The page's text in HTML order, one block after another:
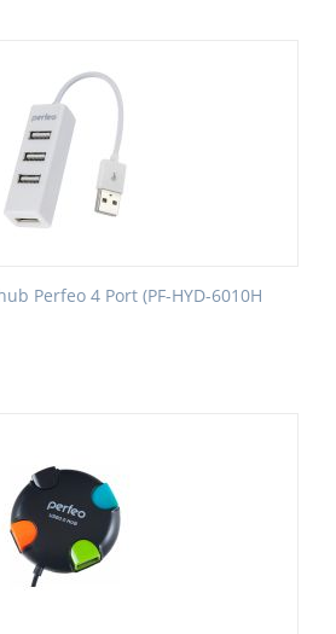
Perfeo 4 Port (PF-HYD-6010H